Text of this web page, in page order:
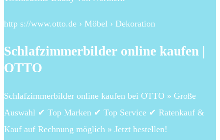
http s://www.otto.de › Möbel › Dekoration
Schlafzimmerbilder online kaufen |
OTTO
Schlafzimmerbilder online kaufen bei OTTO » Große
Auswahl ✔ Top Marken ✔ Top Service ✔ Ratenkauf &
Kauf auf Rechnung möglich » Jetzt bestellen!